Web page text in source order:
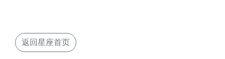
返回星座首页